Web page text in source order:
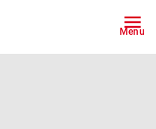
Menu